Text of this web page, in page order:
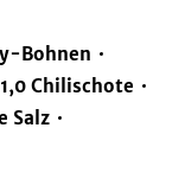
Bohnen
1,0 Chilischote
Salz